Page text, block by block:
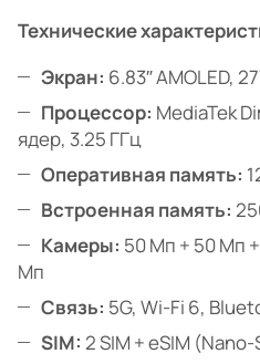
Технические
Экран: 6.83″ AMOLED,
Процессор: MediaTek
ядер, 3.25 ГГц
Оперативная память:
Встроенная память:
Камеры: 50 Мп + 50 Мп
Мп
Связь: 5G, Wi-Fi 6,
SIM: 2 SIM + eSIM (Nano-